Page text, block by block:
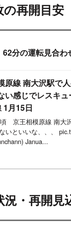
再開目安
分の運転見合わ
原線 南大沢駅で
い感じでレスキ
1月15日
京王相模原線 南大
いといいな、、、
Janua...
況・再開見